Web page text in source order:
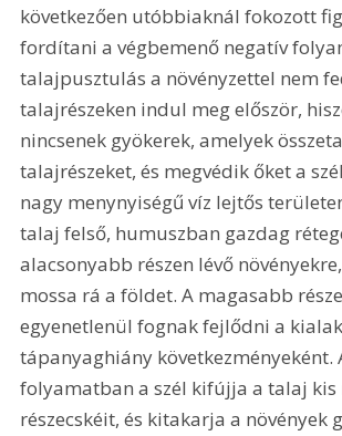
következően utóbbiaknál fokozott
fordítani a végbemenő negatív
talajpusztulás a növényzettel nem
talajrészeken indul meg először,
nincsenek gyökerek, amelyek
talajrészeket, és megvédik őket a
nagy menynyiségű víz lejtős
talaj felső, humuszban gazdag
alacsonyabb részen lévő
mossa rá a földet. A magasabb
egyenetlenül fognak fejlődni a
tápanyaghiány következményeként.
folyamatban a szél kifújja a talaj kis
részecskéit, és kitakarja a növények